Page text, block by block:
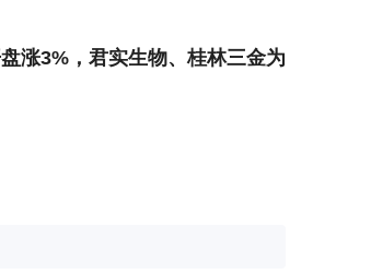
涨3%，君实生物、桂林三金为